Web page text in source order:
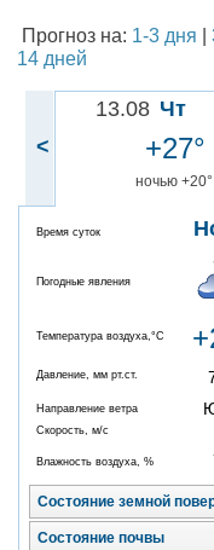
Прогноз на: 1-3 дня
14 дней
<
13.08 Чт
+27°
ночью +20°
Время суток
Погодные явления
Температура воздуха,°C
Давление, мм рт.ст.
Направление ветра
Скорость, м/с
Влажность воздуха, %
Состояние земной
Состояние почвы